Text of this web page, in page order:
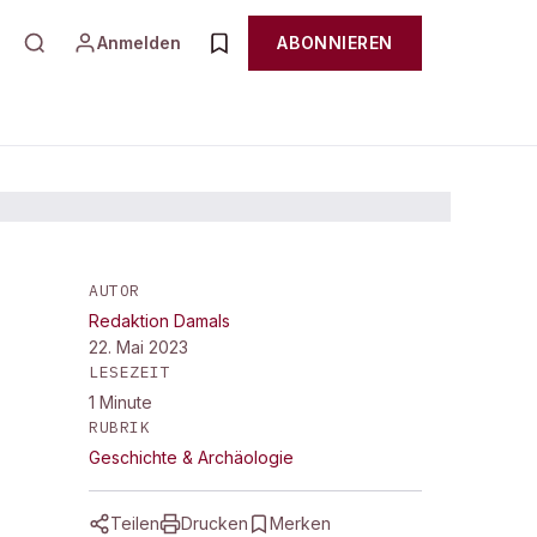
Anmelden ABONNIEREN
AUTOR
Redaktion Damals
22. Mai 2023
LESEZEIT
1 Minute
RUBRIK
Geschichte & Archäologie
Teilen Drucken Merken